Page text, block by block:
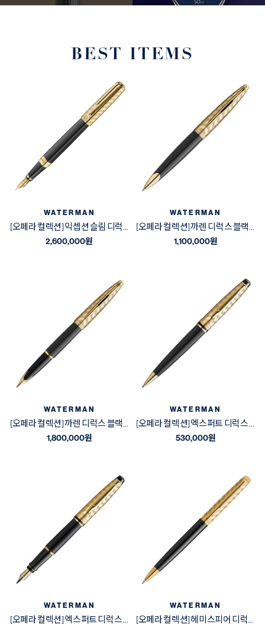
BEST ITEMS
WATERMAN
[오페라 컬렉션] 익셉션 슬림 디럭스 블랙&골드 GT 만년필
2,600,000원
WATERMAN
[오페라 컬렉션] 까렌 디럭스 블랙&골드 GT 볼펜
1,100,000원
WATERMAN
[오페라 컬렉션] 까렌 디럭스 블랙&골드 GT 만년필
1,800,000원
WATERMAN
[오페라 컬렉션] 엑스퍼트 디럭스 블랙&골드 GT 볼펜
530,000원
WATERMAN
[오페라 컬렉션] 엑스퍼트 디럭스 블랙&골드 GT 만년필
WATERMAN
[오페라 컬렉션] 헤미스피어 디럭스 블랙&골드 GT 볼펜